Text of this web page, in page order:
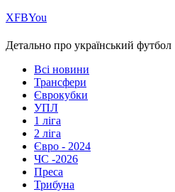
ХFBYou
Детально про український футбол
Всі новини
Трансфери
Єврокубки
УПЛ
1 ліга
2 ліга
Євро - 2024
ЧС -2026
Преса
Трибуна